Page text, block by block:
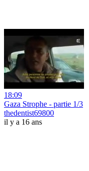
18:09
Gaza Strophe - partie 1/3
thedentist69800
il y a 16 ans